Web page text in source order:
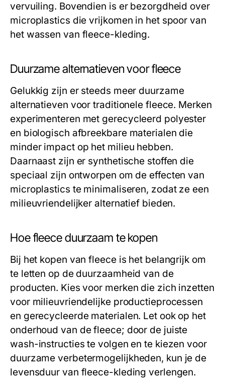
vervuiling. Bovendien is er bezorgdheid over
microplastics die vrijkomen in het spoor van
het wassen van fleece-kleding.
Duurzame alternatieven voor fleece
Gelukkig zijn er steeds meer duurzame
alternatieven voor traditionele fleece. Merken
experimenteren met gerecycleerd polyester
en biologisch afbreekbare materialen die
minder impact op het milieu hebben.
Daarnaast zijn er synthetische stoffen die
speciaal zijn ontworpen om de effecten van
microplastics te minimaliseren, zodat ze een
milieuvriendelijker alternatief bieden.
Hoe fleece duurzaam te kopen
Bij het kopen van fleece is het belangrijk om
te letten op de duurzaamheid van de
producten. Kies voor merken die zich inzetten
voor milieuvriendelijke productieprocessen
en gerecycleerde materialen. Let ook op het
onderhoud van de fleece; door de juiste
wash-instructies te volgen en te kiezen voor
duurzame verbetermogelijkheden, kun je de
levensduur van fleece-kleding verlengen.